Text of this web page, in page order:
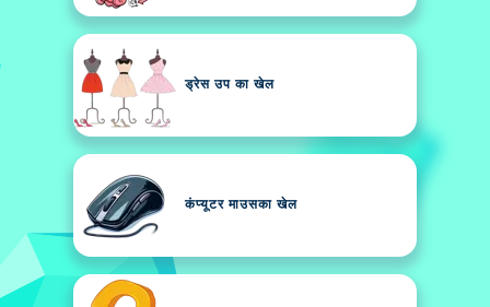
ड्रेस उप का खेल
कंप्यूटर माउसका खेल